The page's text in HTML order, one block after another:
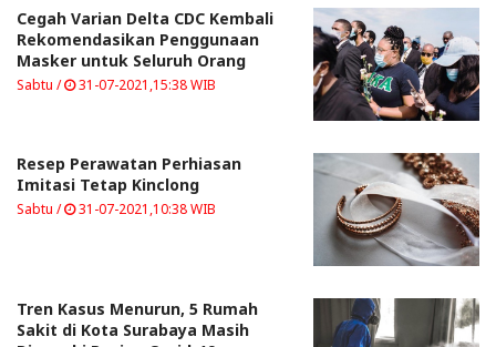
Cegah Varian Delta CDC Kembali
Rekomendasikan Penggunaan
Masker untuk Seluruh Orang
Sabtu / 31-07-2021,15:38 WIB
Resep Perawatan Perhiasan
Imitasi Tetap Kinclong
Sabtu / 31-07-2021,10:38 WIB
Tren Kasus Menurun, 5 Rumah
Sakit di Kota Surabaya Masih